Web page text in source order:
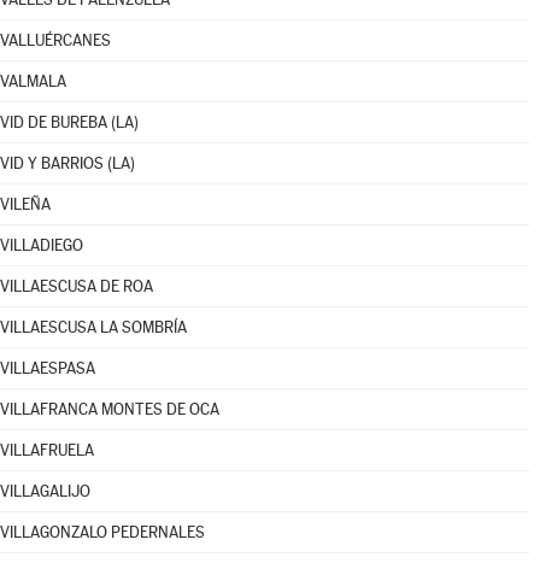
VALLUÉRCANES
VALMALA
VID DE BUREBA (LA)
VID Y BARRIOS (LA)
VILEÑA
VILLADIEGO
VILLAESCUSA DE ROA
VILLAESCUSA LA SOMBRÍA
VILLAESPASA
VILLAFRANCA MONTES DE OCA
VILLAFRUELA
VILLAGALIJO
VILLAGONZALO PEDERNALES